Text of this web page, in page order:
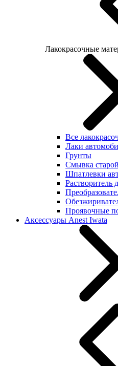
Лакокрасочные
Все
Лаки
Грунты
Смывка
Шпатлевки
Растворитель
Проявочные
Аксессуары Anest Iwata